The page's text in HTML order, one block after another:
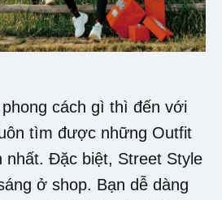
cách gì thì đến với
tìm được những Outfit
nhất. Đặc biệt, Street Style
ở shop. Bạn dễ dàng